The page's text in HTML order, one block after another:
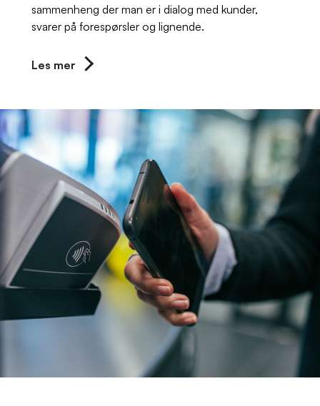
sammenheng der man er i dialog med kunder,
svarer på forespørsler og lignende.
Les mer